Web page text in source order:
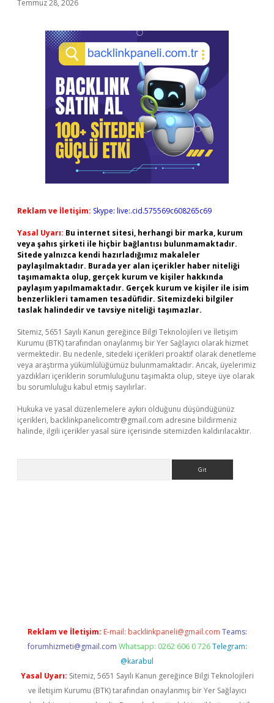
Temmuz 28, 2026
Reklam ve İletişim: Skype: live:.cid.575569c608265c69
Yasal Uyarı: Bu internet sitesi, herhangi bir marka, kurum
veya şahıs şirketi ile hiçbir bağlantısı bulunmamaktadır.
Sitede yalnızca kendi hazırladığımız makaleler
paylaşılmaktadır. Burada yer alan içerikler haber niteliği
taşımamakta olup, gerçek kurum ve kişiler hakkında
paylaşım yapılmamaktadır. Gerçek kurum ve kişiler ile isim
benzerlikleri tamamen tesadüfidir. Sitemizdeki bilgiler
taslak halindedir ve tavsiye niteliği taşımazlar.
Sitemiz, 5651 Sayılı Kanun gereğince Bilgi Teknolojileri ve İletişim
Kurumu (BTK) tarafından onaylanmış bir Yer Sağlayıcı olarak hizmet
vermektedir. Bu nedenle, sitedeki içerikleri proaktif olarak denetleme
veya araştırma yükümlülüğümüz bulunmamaktadır. Ancak, üyelerimiz
yazdıkları içeriklerin sorumluluğunu taşımakta olup, siteye üye olarak
bu sorumluluğu kabul etmiş sayılırlar.
Hukuka ve yasal düzenlemelere aykırı olduğunu düşündüğünüz
içerikleri, backlinkpanelicomtr@gmail.com adresine bildirmeniz
halinde, ilgili içerikler yasal süre içerisinde sitemizden kaldırılacaktır.
Reklam ve İletişim: E-mail: backlinkpaneli@gmail.com Teams:
forumhizmeti@gmail.com Whatsapp: 0262 606 0 726 Telegram:
@karabul
Yasal Uyarı: Sitemiz, 5651 Sayılı Kanun gereğince Bilgi Teknolojileri
ve İletişim Kurumu (BTK) tarafından onaylanmış bir Yer Sağlayıcı